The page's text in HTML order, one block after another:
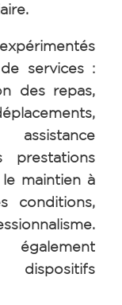
services :
des repas,
prestations
maintien à
conditions,
également